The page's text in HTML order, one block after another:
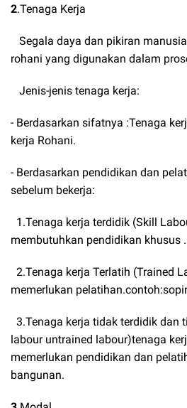
2.Tenaga Kerja
Segala daya dan pikiran
rohani yang digunakan dalam
Jenis-jenis tenaga kerja:
- Berdasarkan sifatnya :Tenaga
kerja Rohani.
- Berdasarkan pendidikan dan
sebelum bekerja:
1.Tenaga kerja terdidik (Skill
membutuhkan pendidikan khusus
2.Tenaga kerja Terlatih (Trained
memerlukan
3.Tenaga kerja tidak terdidik dan
labour untrained labour)tenaga
memerlukan pendidikan dan
bangunan.